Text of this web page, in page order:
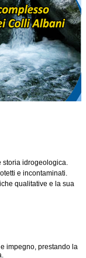
storia idrogeologica.
e incontaminati.
qualitative e la sua
impegno, prestando la